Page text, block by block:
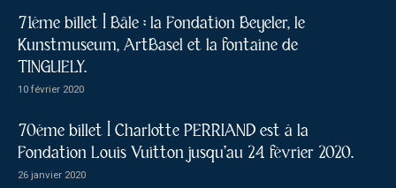
71ème billet | Bâle : la Fondation Beyeler, le
Kunstmuseum, ArtBasel et la fontaine de
TINGUELY.
10 février 2020
70ème billet | Charlotte PERRIAND est à la
Fondation Louis Vuitton jusqu’au 24 février 2020.
26 janvier 2020